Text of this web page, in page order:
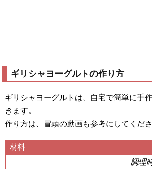
ギリシャヨーグルトの作り方
ギリシャヨーグルトは、自宅で簡単に手
きます。
作り方は、冒頭の動画も参考にしてくださ
材料
調理